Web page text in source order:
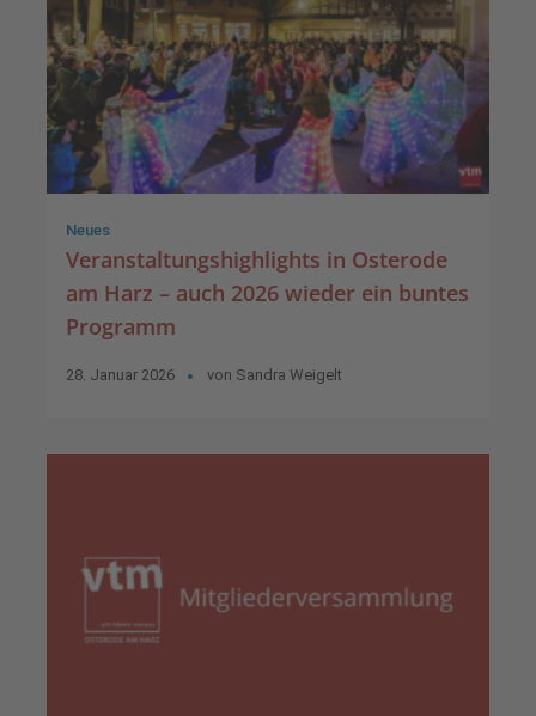
Neues
Veranstaltungshighlights in Osterode
am Harz – auch 2026 wieder ein buntes
Programm
28. Januar 2026 von Sandra Weigelt